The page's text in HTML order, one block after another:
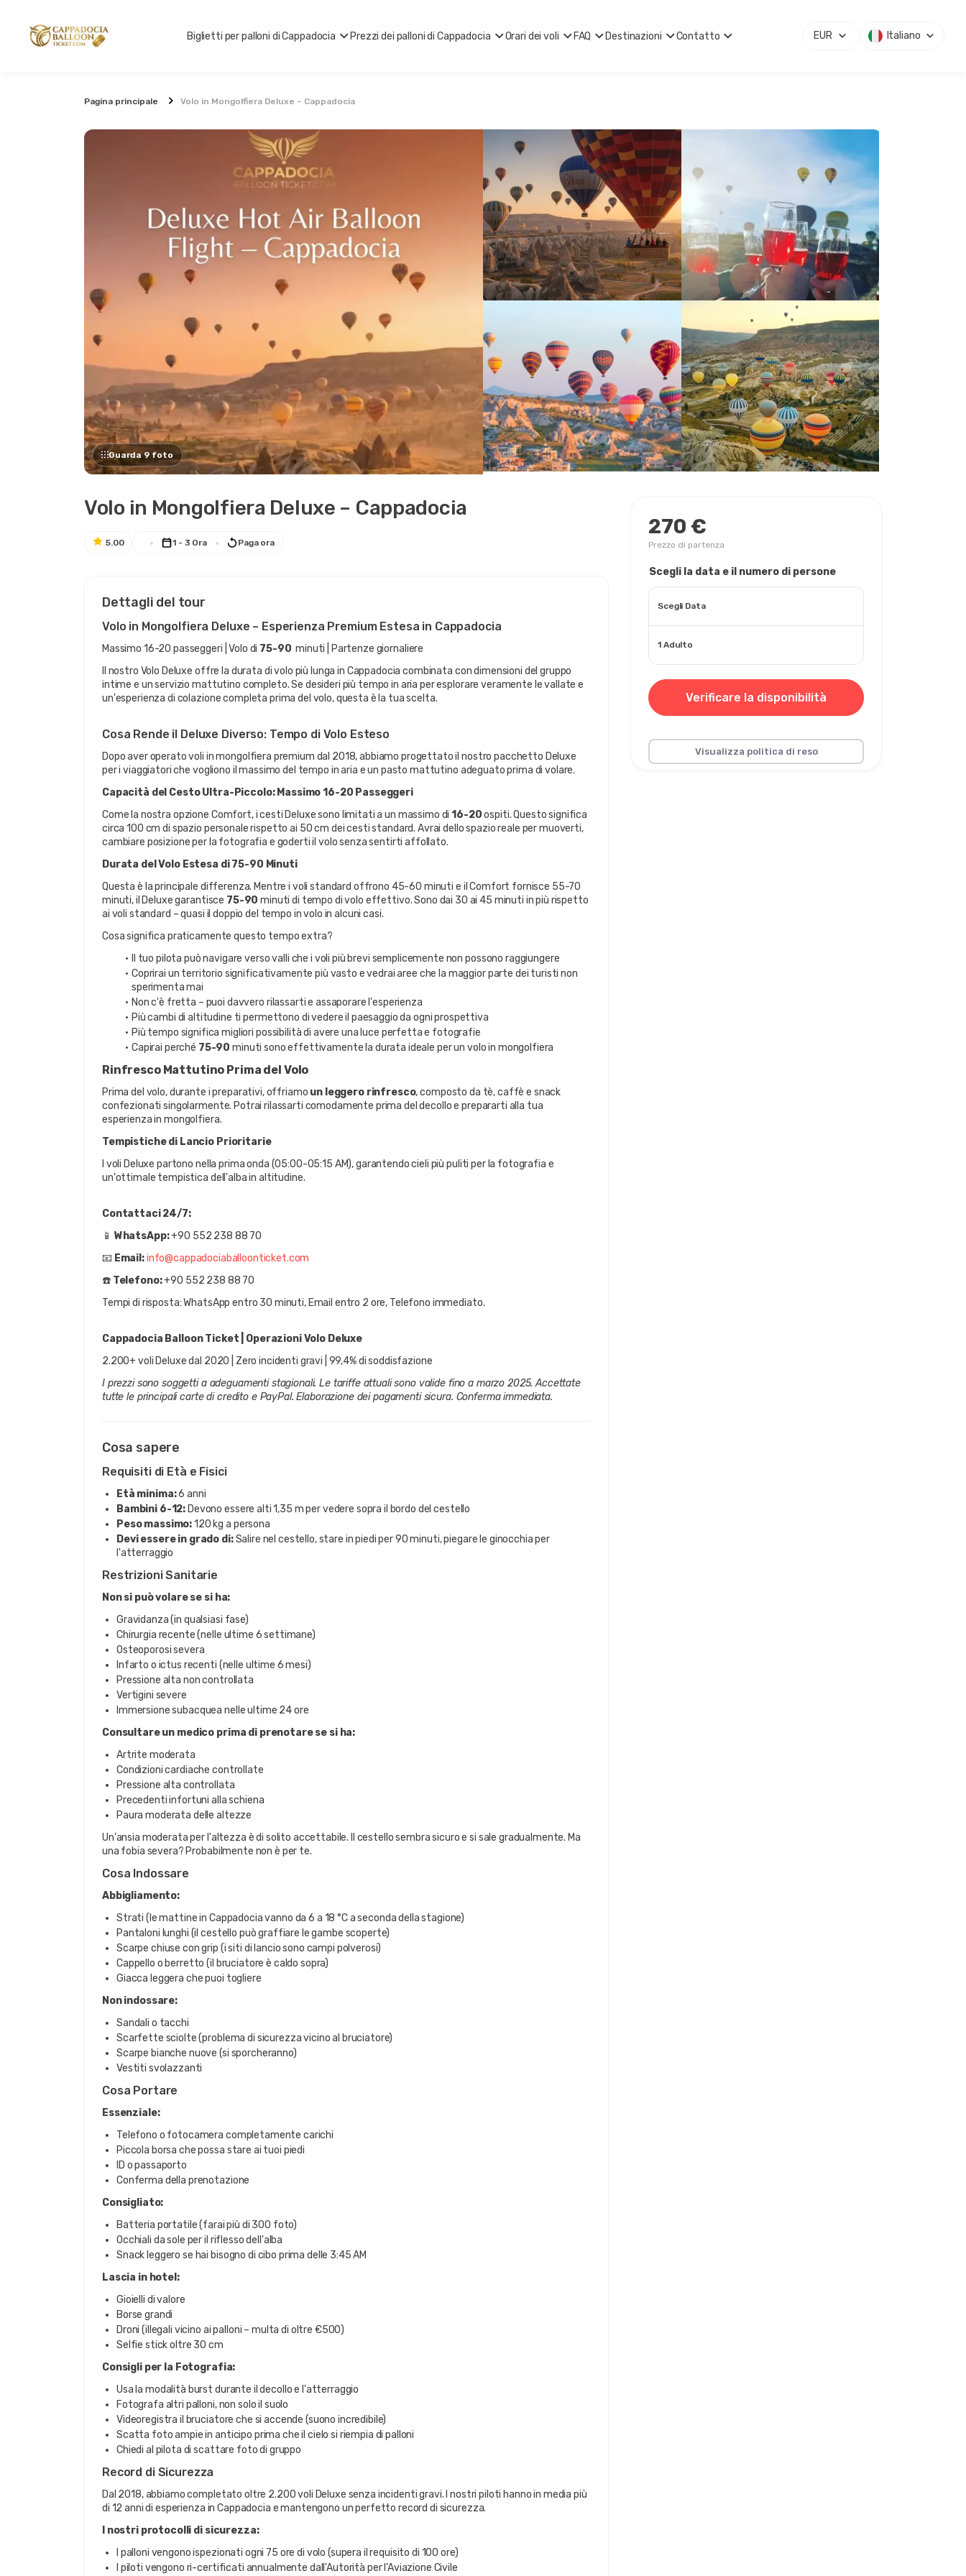
Biglietti per palloni di Cappadocia Prezzi dei palloni di Cappadocia Orari dei voli FAQ Destinazioni Contatto EUR Italiano
Pagina principale Volo in Mongolfiera Deluxe – Cappadocia
Guarda 9 foto
Volo in Mongolfiera Deluxe – Cappadocia
5.00 1 - 3 Ora Paga ora
Dettagli del tour
Volo in Mongolfiera Deluxe – Esperienza Premium Estesa in Cappadocia
Massimo 16-20 passeggeri | Volo di 75-90 minuti | Partenze giornaliere
Il nostro Volo Deluxe offre la durata di volo più lunga in Cappadocia combinata con dimensioni del gruppo
intime e un servizio mattutino completo. Se desideri più tempo in aria per esplorare veramente le vallate e
un'esperienza di colazione completa prima del volo, questa è la tua scelta.
Cosa Rende il Deluxe Diverso: Tempo di Volo Esteso
Dopo aver operato voli in mongolfiera premium dal 2018, abbiamo progettato il nostro pacchetto Deluxe
per i viaggiatori che vogliono il massimo del tempo in aria e un pasto mattutino adeguato prima di volare.
Capacità del Cesto Ultra-Piccolo: Massimo 16-20 Passeggeri
Come la nostra opzione Comfort, i cesti Deluxe sono limitati a un massimo di 16-20 ospiti. Questo significa
circa 100 cm di spazio personale rispetto ai 50 cm dei cesti standard. Avrai dello spazio reale per muoverti,
cambiare posizione per la fotografia e goderti il volo senza sentirti affollato.
Durata del Volo Estesa di 75-90 Minuti
Questa è la principale differenza. Mentre i voli standard offrono 45-60 minuti e il Comfort fornisce 55-70
minuti, il Deluxe garantisce 75-90 minuti di tempo di volo effettivo. Sono dai 30 ai 45 minuti in più rispetto
ai voli standard – quasi il doppio del tempo in volo in alcuni casi.
Cosa significa praticamente questo tempo extra?
Il tuo pilota può navigare verso valli che i voli più brevi semplicemente non possono raggiungere
Coprirai un territorio significativamente più vasto e vedrai aree che la maggior parte dei turisti non
sperimenta mai
Non c'è fretta – puoi davvero rilassarti e assaporare l'esperienza
Più cambi di altitudine ti permettono di vedere il paesaggio da ogni prospettiva
Più tempo significa migliori possibilità di avere una luce perfetta e fotografie
Capirai perché 75-90 minuti sono effettivamente la durata ideale per un volo in mongolfiera
Rinfresco Mattutino Prima del Volo
Prima del volo, durante i preparativi, offriamo un leggero rinfresco, composto da tè, caffè e snack
confezionati singolarmente. Potrai rilassarti comodamente prima del decollo e prepararti alla tua
esperienza in mongolfiera.
Tempistiche di Lancio Prioritarie
I voli Deluxe partono nella prima onda (05:00-05:15 AM), garantendo cieli più puliti per la fotografia e
un'ottimale tempistica dell'alba in altitudine.
Contattaci 24/7:
📱 WhatsApp: +90 552 238 88 70
📧 Email:info@cappadociaballoonticket.com
☎️ Telefono: +90 552 238 88 70
Tempi di risposta: WhatsApp entro 30 minuti, Email entro 2 ore, Telefono immediato.
Cappadocia Balloon Ticket | Operazioni Volo Deluxe
2.200+ voli Deluxe dal 2020 | Zero incidenti gravi | 99,4% di soddisfazione
I prezzi sono soggetti a adeguamenti stagionali. Le tariffe attuali sono valide fino a marzo 2025. Accettate
tutte le principali carte di credito e PayPal. Elaborazione dei pagamenti sicura. Conferma immediata.
Cosa sapere
Requisiti di Età e Fisici
Età minima:6 anni
Bambini 6-12: Devono essere alti 1,35 m per vedere sopra il bordo del cestello
Peso massimo:120 kg a persona
Devi essere in grado di:Salire nel cestello, stare in piedi per 90 minuti, piegare le ginocchia per
l'atterraggio
Restrizioni Sanitarie
Non si può volare se si ha:
Gravidanza (in qualsiasi fase)
Chirurgia recente (nelle ultime 6 settimane)
Osteoporosi severa
Infarto o ictus recenti (nelle ultime 6 mesi)
Pressione alta non controllata
Vertigini severe
Immersione subacquea nelle ultime 24 ore
Consultare un medico prima di prenotare se si ha:
Artrite moderata
Condizioni cardiache controllate
Pressione alta controllata
Precedenti infortuni alla schiena
Paura moderata delle altezze
Un'ansia moderata per l'altezza è di solito accettabile. Il cestello sembra sicuro e si sale gradualmente. Ma
una fobia severa? Probabilmente non è per te.
Cosa Indossare
Abbigliamento:
Strati (le mattine in Cappadocia vanno da 6 a 18 °C a seconda della stagione)
Pantaloni lunghi (il cestello può graffiare le gambe scoperte)
Scarpe chiuse con grip (i siti di lancio sono campi polverosi)
Cappello o berretto (il bruciatore è caldo sopra)
Giacca leggera che puoi togliere
Non indossare:
Sandali o tacchi
Scarfette sciolte (problema di sicurezza vicino al bruciatore)
Scarpe bianche nuove (si sporcheranno)
Vestiti svolazzanti
Cosa Portare
Essenziale:
Telefono o fotocamera completamente carichi
Piccola borsa che possa stare ai tuoi piedi
ID o passaporto
Conferma della prenotazione
Consigliato:
Batteria portatile (farai più di 300 foto)
Occhiali da sole per il riflesso dell'alba
Snack leggero se hai bisogno di cibo prima delle 3:45 AM
Lascia in hotel:
Gioielli di valore
Borse grandi
Droni (illegali vicino ai palloni – multa di oltre €500)
Selfie stick oltre 30 cm
Consigli per la Fotografia:
Usa la modalità burst durante il decollo e l'atterraggio
Fotografa altri palloni, non solo il suolo
Videoregistra il bruciatore che si accende (suono incredibile)
Scatta foto ampie in anticipo prima che il cielo si riempia di palloni
Chiedi al pilota di scattare foto di gruppo
Record di Sicurezza
Dal 2018, abbiamo completato oltre 2.200 voli Deluxe senza incidenti gravi. I nostri piloti hanno in media più
di 12 anni di esperienza in Cappadocia e mantengono un perfetto record di sicurezza.
I nostri protocolli di sicurezza:
I palloni vengono ispezionati ogni 75 ore di volo (supera il requisito di 100 ore)
I piloti vengono ri-certificati annualmente dall'Autorità per l'Aviazione Civile
270 €
Prezzo di partenza
Scegli la data e il numero di persone
Scegli Data
1 Adulto
Verificare la disponibilità
Visualizza politica di reso